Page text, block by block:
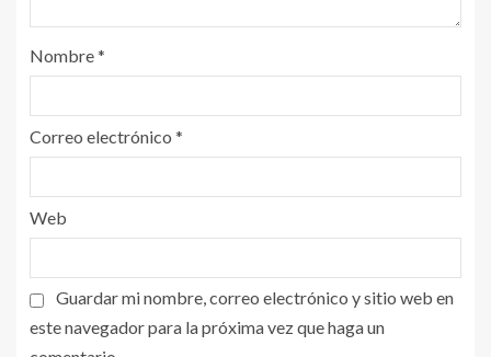
Nombre*
Correo electrónico *
Web
Guardar mi nombre, correo electrónico y sitio web en
este navegador para la próxima vez que haga un